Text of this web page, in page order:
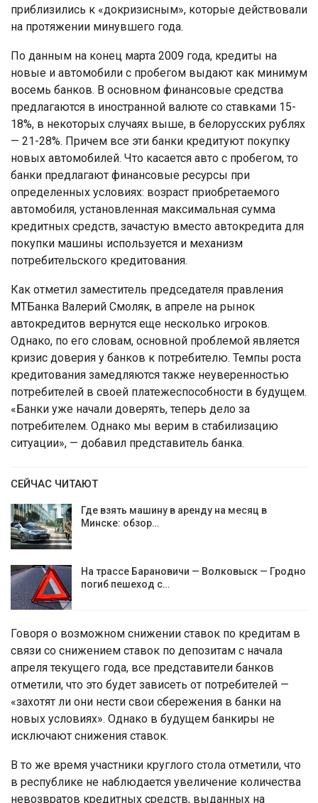
приблизились к «докризисным», которые действовали
на протяжении минувшего года.
По данным на конец марта 2009 года, кредиты на
новые и автомобили с пробегом выдают как минимум
восемь банков. В основном финансовые средства
предлагаются в иностранной валюте со ставками 15-
18%, в некоторых случаях выше, в белорусских рублях
— 21-28%. Причем все эти банки кредитуют покупку
новых автомобилей. Что касается авто с пробегом, то
банки предлагают финансовые ресурсы при
определенных условиях: возраст приобретаемого
автомобиля, установленная максимальная сумма
кредитных средств, зачастую вместо автокредита для
покупки машины используется и механизм
потребительского кредитования.
Как отметил заместитель председателя правления
МТБанка Валерий Смоляк, в апреле на рынок
автокредитов вернутся еще несколько игроков.
Однако, по его словам, основной проблемой является
кризис доверия у банков к потребителю. Темпы роста
кредитования замедляются также неуверенностью
потребителей в своей платежеспособности в будущем.
«Банки уже начали доверять, теперь дело за
потребителем. Однако мы верим в стабилизацию
ситуации», — добавил представитель банка.
СЕЙЧАС ЧИТАЮТ
Где взять машину в аренду на месяц в
Минске: обзор…
На трассе Барановичи — Волковыск — Гродно
погиб пешеход с…
Говоря о возможном снижении ставок по кредитам в
связи со снижением ставок по депозитам с начала
апреля текущего года, все представители банков
отметили, что это будет зависеть от потребителей —
«захотят ли они нести свои сбережения в банки на
новых условиях». Однако в будущем банкиры не
исключают снижения ставок.
В то же время участники круглого стола отметили, что
в республике не наблюдается увеличение количества
невозвратов кредитных средств, выданных на